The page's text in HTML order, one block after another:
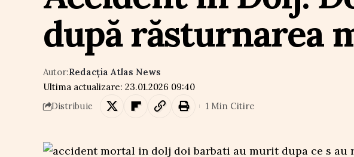
după răsturnarea
Ultima actualizare: 23.01.2026 09:40
Autor:Redacția Atlas News
Distribuie 1 Min Citire